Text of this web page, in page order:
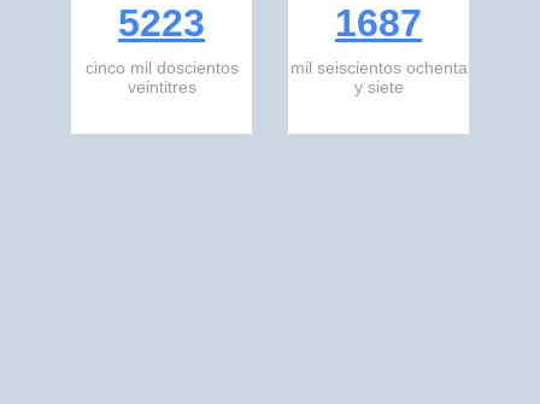
5223
cinco mil doscientos
veintitres
1687
mil seiscientos ochenta
y siete